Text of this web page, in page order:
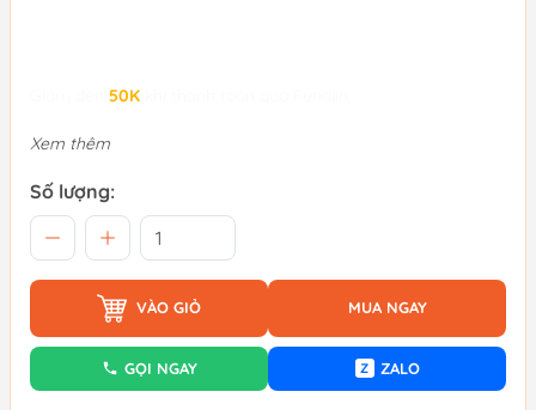
50K
Xem thêm
Số lượng:
VÀO GIỎ MUA NGAY
GỌI NGAY Z ZALO